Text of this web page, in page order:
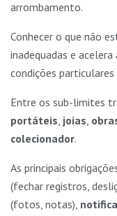
arrombamento.
Conhecer o que não
inadequadas e
condições
Entre os sub-limites
portáteis joias
colecionador.
As principais
(fechar registros,
(fotos, notas),